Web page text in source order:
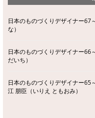
日本のものづくりデザイナー
な）
日本のものづくりデザイナー
だいち）
日本のものづくりデザイナー
江 朋臣（いりえ ともおみ）